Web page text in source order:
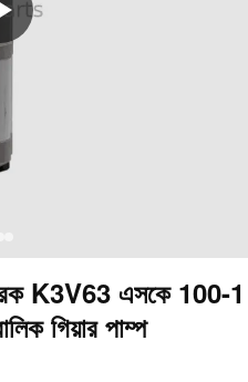
K3V63 এসকে 100-1
গিয়ার পাম্প